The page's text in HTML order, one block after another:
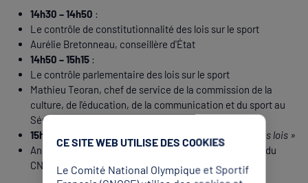
14h30 – 14h50 :
Le contrôle de constitutionnalité des lois sur le sport
Aurélie Bretonneau, conseillère d'État
14h50 – 15h15 :
Le contrôle parlementaire des lois sur le sport
Mathieu Teoran, chef de service de la commission de la
culture, de l'éducation, de la communication et du sport au
Sénat
15h15 – 16h10
Table ronde « L'application concrète des lois »
Animée par Constance Popineau, directrice juridique du
CNOSF
CE SITE WEB UTILISE DES COOKIES
Le Comité National Olympique et Sportif